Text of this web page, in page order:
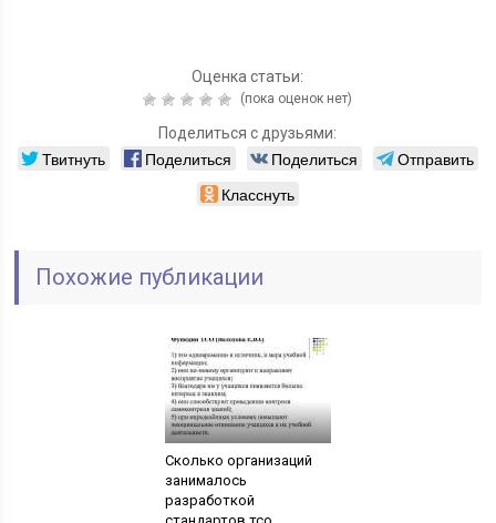
Оценка статьи:
(пока оценок нет)
Поделиться с друзьями:
Твитнуть Поделиться Поделиться
Отправить
Класснуть
Похожие публикации
Сколько организаций
занималось
разработкой